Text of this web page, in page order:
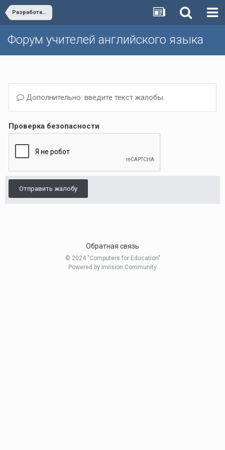
Разработка курсов и программ/Course and programme development
Форум учителей английского языка
Дополнительно: введите текст жалобы.
Проверка безопасности
Отправить жалобу
Обратная связь
© 2024 "Computers for Education"
Powered by Invision Community